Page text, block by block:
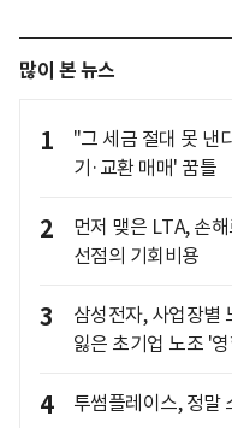
많이 본 뉴스
1
"그 세금 절대 못 낸
기·교환 매매' 꿈틀
2
먼저 맺은 LTA, 손
선점의 기회비용
3
삼성전자, 사업장별
잃은 초기업 노조 '
4 투썸플레이스, 정말